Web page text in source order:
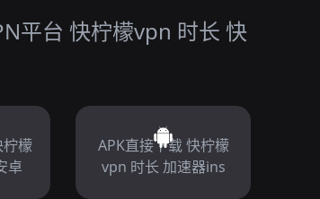
平台 快柠檬vpn 时长 快
檬
卓
APK直接下载 快柠檬
vpn 时长 加速器ins